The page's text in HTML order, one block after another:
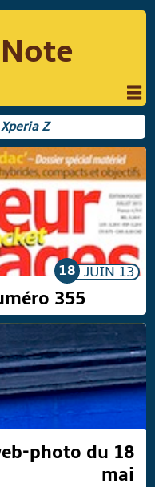
MUSIQUE
PODCAST
DE PRESSE
HYBRIDES
REFLEX
Z
18 JUIN 13
355
photo du 18
mai